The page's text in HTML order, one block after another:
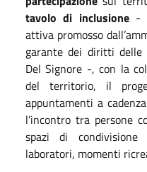
tavolo di inclusione-
attiva promosso
garante dei diritti delle
Del Signore -, con la
del territorio, il
appuntamenti a
l’incontro tra persone
spazi di
laboratori, momenti